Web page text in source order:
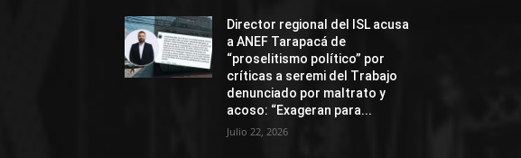
Director regional del ISL acusa
a ANEF Tarapacá de
“proselitismo político” por
críticas a seremi del Trabajo
denunciado por maltrato y
acoso: “Exageran para...
Julio 22, 2026